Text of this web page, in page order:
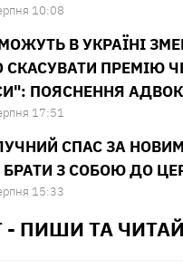
10:08
В УКРАЇНІ
СКАСУВАТИ ПРЕМІЮ
ПОЯСНЕННЯ
17:51
СПАС ЗА
З СОБОЮ ДО
15:33
- ПИШИ ТА ЧИТАЙ